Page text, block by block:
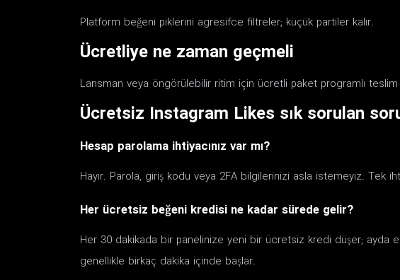
Platform beğeni piklerini agresifce filtreler; küçük partiler kalır.
Ücretliye ne zaman geçmeli
Lansman veya öngörülebilir ritim için ücretli paket programlı
Ücretsiz Instagram Likes sık sorulan
Hesap parolama ihtiyacınız var mı?
Hayır. Parola, giriş kodu veya 2FA bilgilerinizi asla istemeyiz. Tek
Her ücretsiz beğeni kredisi ne kadar sürede gelir?
Her 30 dakikada bir panelinize yeni bir ücretsiz kredi düşer; ayda
genellikle birkaç dakika içinde başlar.